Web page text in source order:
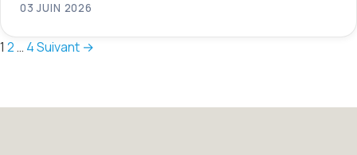
03 JUIN 2026
Pagination
publications
1 2… 4Suivant →